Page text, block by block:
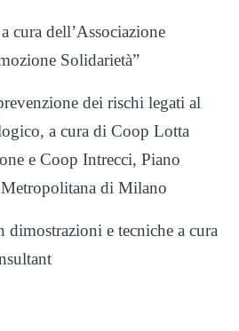
cura dell’Associazione
Solidarietà”
dei rischi legati al
a cura di Coop Lotta
e Coop Intrecci, Piano
di Milano
e tecniche a cura